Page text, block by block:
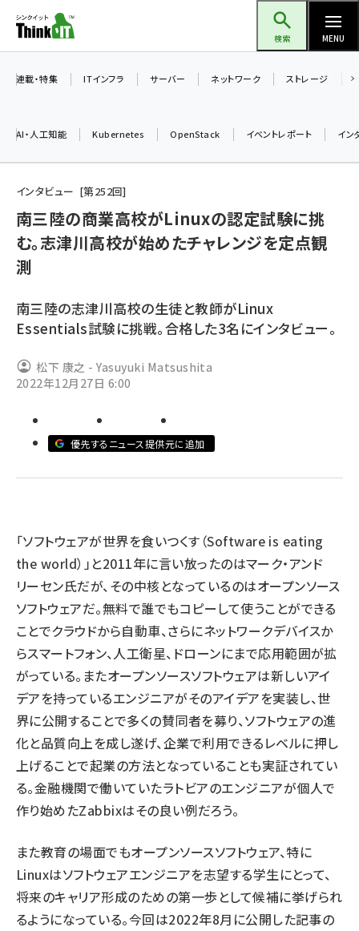
ン
ツ
検索 MENU
加藤銘のチーム貢献～仲間と築いた勝利の絆～ (2329)
iot女子会 (2295)
drupal (1966)
genai (1494)
abc123 (1371)
ai crunch (1365)
連載・特集 ITインフラ サーバー ネットワーク ストレージ
AI・人工知能 Kubernetes OpenStack イベントレポート イン
インタビュー 第252回
南三陸の商業高校がLinuxの認定試験に挑
む。志津川高校が始めたチャレンジを定点観
測
南三陸の志津川高校の生徒と教師がLinux
Essentials試験に挑戦。合格した3名にインタビュー。
松下 康之 - Yasuyuki Matsushita
2022年12月27日 6:00
優先するニュース提供元に追加
「ソフトウェアが世界を食いつくす（Software is eating
the world）」と2011年に言い放ったのはマーク・アンド
リーセン氏だが、その中核となっているのはオープンソース
ソフトウェアだ。無料で誰でもコピーして使うことができる
ことでクラウドから自動車、さらにネットワークデバイスか
らスマートフォン、人工衛星、ドローンにまで応用範囲が拡
がっている。またオープンソースソフトウェアは新しいアイ
デアを持っているエンジニアがそのアイデアを実装し、世
界に公開することで多くの賛同者を募り、ソフトウェアの進
化と品質向上を成し遂げ、企業で利用できるレベルに押し
上げることで起業の方法となっていることも実証されてい
る。金融機関で働いていたラトビアのエンジニアが個人で
作り始めたZabbixはその良い例だろう。
また教育の場面でもオープンソースソフトウェア、特に
Linuxはソフトウェアエンジニアを志望する学生にとって、
将来のキャリア形成のための第一歩として候補に挙げられ
るようになっている。今回は2022年8月に公開した記事の